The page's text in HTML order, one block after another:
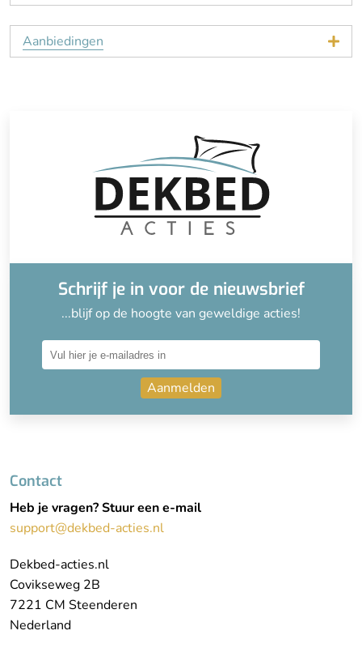
Aanbiedingen
Schrijf je in voor de nieuwsbrief
...blijf op de hoogte van geweldige acties!
Aanmelden
Contact
Heb je vragen? Stuur een e-mail
support@dekbed-acties.nl
Dekbed-acties.nl
Covikseweg 2B
7221 CM Steenderen
Nederland